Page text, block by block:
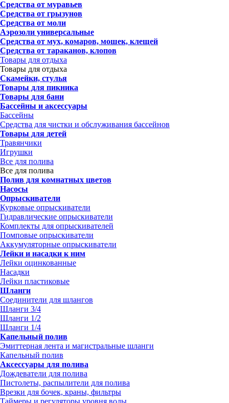
Средства от муравьев
Средства от грызунов
Средства от моли
Аэрозоли универсальные
Средства от мух, комаров, мошек, клещей
Средства от тараканов, клопов
Товары для отдыха
Товары для отдыха
Скамейки, стулья
Товары для пикника
Товары для бани
Бассейны и аксессуары
Бассейны
Средства для чистки и обслуживания бассейнов
Товары для детей
Травянчики
Игрушки
Все для полива
Все для полива
Полив для комнатных цветов
Насосы
Опрыскиватели
Курковые опрыскиватели
Гидравлические опрыскиватели
Комплекты для опрыскивателей
Помповые опрыскиватели
Аккумуляторные опрыскиватели
Лейки и насадки к ним
Лейки оцинкованные
Насадки
Лейки пластиковые
Шланги
Соединители для шлангов
Шланги 3/4
Шланги 1/2
Шланги 1/4
Капельный полив
Эмиттерная лента и магистральные шланги
Капельный полив
Аксессуары для полива
Дождеватели для полива
Пистолеты, распылители для полива
Врезки для бочек, краны, фильтры
Таймеры и регуляторы уровня воды